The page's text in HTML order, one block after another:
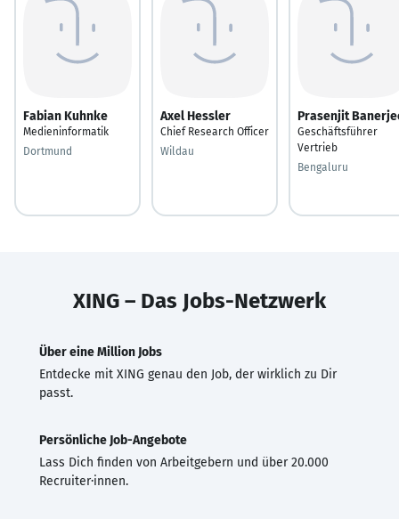
Fabian Kuhnke
Medieninformatik
Dortmund
Axel Hessler
Chief Research Officer
Wildau
Prasenjit
Geschäftsführer
Vertrieb
Bengaluru
XING – Das Jobs-Netzwerk
Über eine Million Jobs
Entdecke mit XING genau den Job, der wirklich zu Dir
passt.
Persönliche Job-Angebote
Lass Dich finden von Arbeitgebern und über 20.000
Recruiter·innen.